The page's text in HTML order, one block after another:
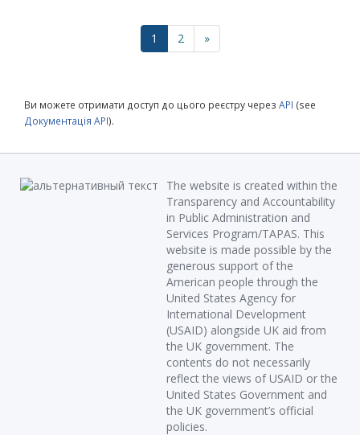
1 2 »
Ви можете отримати доступ до цього реєстру через API (see
Документація API).
The website is created within the
Transparency and Accountability
in Public Administration and
Services Program/TAPAS. This
website is made possible by the
generous support of the
American people through the
United States Agency for
International Development
(USAID) alongside UK aid from
the UK government. The
contents do not necessarily
reflect the views of USAID or the
United States Government and
the UK government’s official
policies.